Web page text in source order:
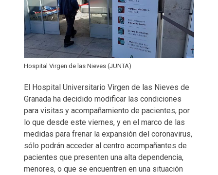
Hospital Virgen de las Nieves (JUNTA)
El Hospital Universitario Virgen de las Nieves de
Granada ha decidido modificar las condiciones
para visitas y acompañamiento de pacientes, por
lo que desde este viernes, y en el marco de las
medidas para frenar la expansión del coronavirus,
sólo podrán acceder al centro acompañantes de
pacientes que presenten una alta dependencia,
menores, o que se encuentren en una situación